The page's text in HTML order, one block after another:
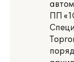
ПП